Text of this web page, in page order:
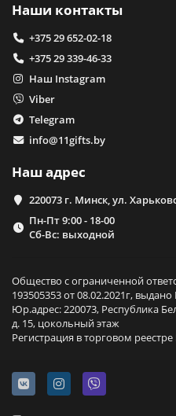
Наши контакты
+375 29 652-02-18
+375 29 339-46-33
Наш Instagram
Viber
Telegram
info@11gifts.by
Наш адрес
220073 г. Минск, ул.
Пн-Пт 9:00 - 18-00
Сб-Вс: выходной
Общество с ограниченной
193505353 от 08.02.2021г,
Юр.адрес: 220073, Республика
д. 15, цокольный этаж
Регистрация в торговом реестре